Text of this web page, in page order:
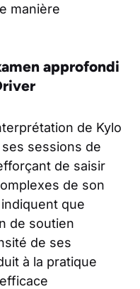
manière
approfondi
de Kylo
sessions de
de saisir
de son
que
de soutien
de ses
à la pratique